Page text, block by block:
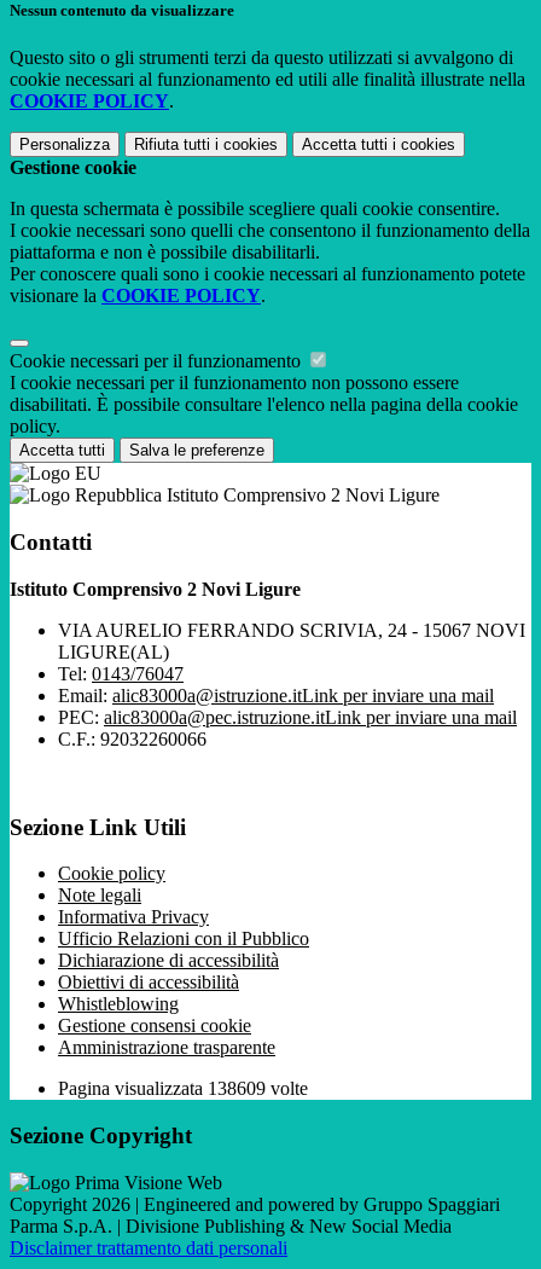
Nessun contenuto da visualizzare
Questo sito o gli strumenti terzi da questo utilizzati si avvalgono di
cookie necessari al funzionamento ed utili alle finalità illustrate nella
COOKIE POLICY.
Personalizza Rifiuta tutti i cookies Accetta tutti i cookies
Gestione cookie
In questa schermata è possibile scegliere quali cookie consentire.
I cookie necessari sono quelli che consentono il funzionamento della
piattaforma e non è possibile disabilitarli.
Per conoscere quali sono i cookie necessari al funzionamento potete
visionare la COOKIE POLICY.
Cookie necessari per il funzionamento
I cookie necessari per il funzionamento non possono essere
disabilitati. È possibile consultare l'elenco nella pagina della cookie
policy.
Accetta tutti Salva le preferenze
Istituto Comprensivo 2 Novi Ligure
Contatti
Istituto Comprensivo 2 Novi Ligure
VIA AURELIO FERRANDO SCRIVIA, 24 - 15067 NOVI
LIGURE(AL)
Tel: 0143/76047
Email: alic83000a@istruzione.itLink per inviare una mail
PEC: alic83000a@pec.istruzione.itLink per inviare una mail
C.F.: 92032260066
Sezione Link Utili
Cookie policy
Note legali
Informativa Privacy
Ufficio Relazioni con il Pubblico
Dichiarazione di accessibilità
Obiettivi di accessibilità
Whistleblowing
Gestione consensi cookie
Amministrazione trasparente
Pagina visualizzata 138609 volte
Sezione Copyright
Copyright 2026 | Engineered and powered by Gruppo Spaggiari
Parma S.p.A. | Divisione Publishing & New Social Media
Disclaimer trattamento dati personali